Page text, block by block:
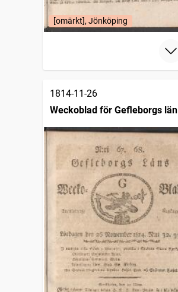
[omärkt], Jönköping
1814-11-26
Weckoblad för Gefleborgs län